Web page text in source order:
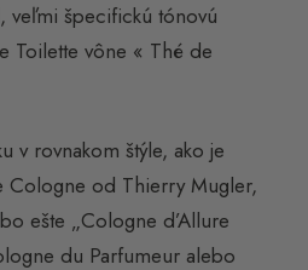
veľmi špecifickú tónovú
Toilette vône « Thé de
v rovnakom štýle, ako je
Cologne od Thierry Mugler,
ešte „Cologne d’Allure
du Parfumeur alebo